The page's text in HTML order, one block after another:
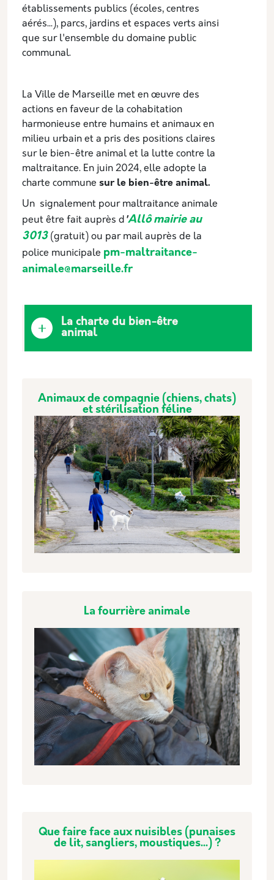
établissements publics (écoles, centres
aérés...), parcs, jardins et espaces verts ainsi
que sur l'ensemble du domaine public
communal.
La Ville de Marseille met en œuvre des
actions en faveur de la cohabitation
harmonieuse entre humains et animaux en
milieu urbain et a pris des positions claires
sur le bien-être animal et la lutte contre la
maltraitance. En juin 2024, elle adopte la
charte commune sur le bien-être animal.
Un signalement pour maltraitance animale
peut être fait auprès d 'Allô mairie au
3013 (gratuit) ou par mail auprès de la
police municipale pm-maltraitance-
animale@marseille.fr
La charte du bien-être
animal
Animaux de compagnie (chiens, chats)
et stérilisation féline
La fourrière animale
Que faire face aux nuisibles (punaises
de lit, sangliers, moustiques...) ?